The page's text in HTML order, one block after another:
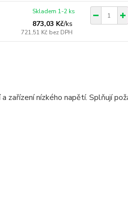
873,03 Kč/ks
721,51 Kč bez DPH
Skladem 1-2 ks
zařízení nízkého napětí. Splňují